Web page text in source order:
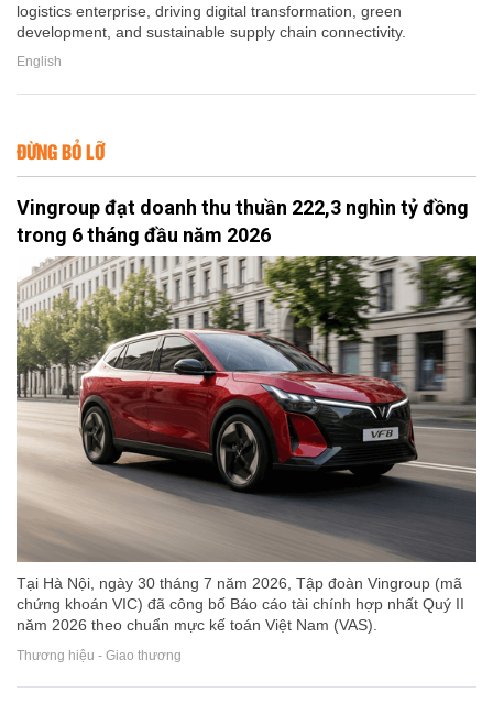
logistics enterprise, driving digital transformation, green
development, and sustainable supply chain connectivity.
English
ĐỪNG BỎ LỠ
Vingroup đạt doanh thu thuần 222,3 nghìn tỷ đồng
trong 6 tháng đầu năm 2026
Tại Hà Nội, ngày 30 tháng 7 năm 2026, Tập đoàn Vingroup (mã
chứng khoán VIC) đã công bố Báo cáo tài chính hợp nhất Quý II
năm 2026 theo chuẩn mực kế toán Việt Nam (VAS).
Thương hiệu - Giao thương